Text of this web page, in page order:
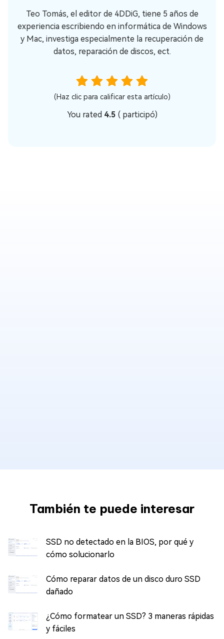
Teo Tomás, el editor de 4DDiG, tiene 5 años de
experiencia escribiendo en informática de Windows
y Mac, investiga especialmente la recuperación de
datos, reparación de discos, ect.
(Haz clic para calificar esta artículo)
You rated 4.5 (participó)
También te puede interesar
SSD no detectado en la BIOS, por qué y
cómo solucionarlo
Cómo reparar datos de un disco duro SSD
dañado
¿Cómo formatear un SSD? 3 maneras rápidas
y fáciles